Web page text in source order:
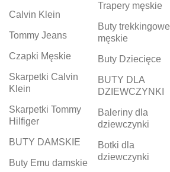
Calvin Klein
Tommy Jeans
Czapki Męskie
Skarpetki Calvin
Klein
Skarpetki Tommy
Hilfiger
BUTY DAMSKIE
Buty Emu damskie
Trapery męskie
Buty trekkingowe
męskie
Buty Dziecięce
BUTY DLA
DZIEWCZYNKI
Baleriny dla
dziewczynki
Botki dla
dziewczynki